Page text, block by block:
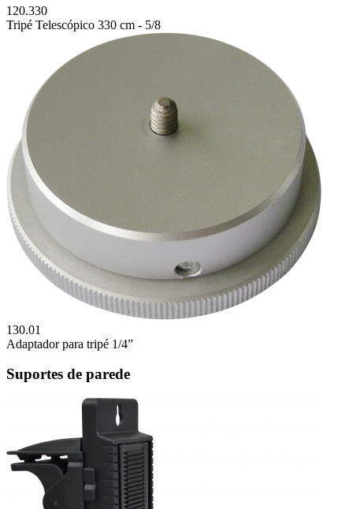
120.330
Tripé Telescópico 330 cm - 5/8
130.01
Adaptador para tripé 1/4”
Suportes de parede